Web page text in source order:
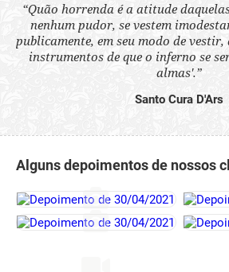
“Quão horrenda é a atitude
nenhum pudor, se vestem
publicamente, em seu modo de vestir,
instrumentos de que o inferno se
almas'.”
Santo Cura D'Ars
Alguns depoimentos de nossos